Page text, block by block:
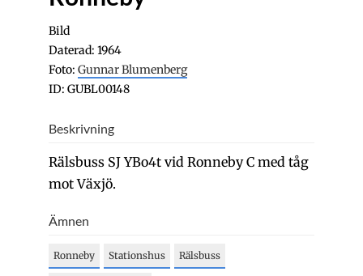
Bild
Daterad: 1964
Foto: Gunnar Blumenberg
ID: GUBL00148
Beskrivning
Rälsbuss SJ YBo4t vid Ronneby C med tåg
mot Växjö.
Ämnen
Ronneby Stationshus Rälsbuss